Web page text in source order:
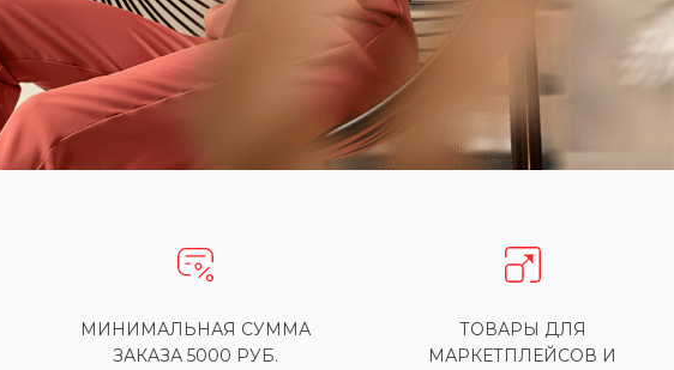
МИНИМАЛЬНАЯ СУММА
ЗАКАЗА 5000 РУБ.
ТОВАРЫ ДЛЯ
МАРКЕТПЛЕЙСОВ И